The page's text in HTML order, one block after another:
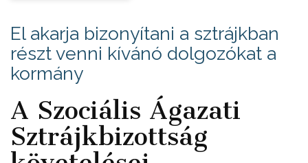
El akarja bizonyítani a sztrájkban
részt venni kívánó dolgozókat a
kormány
A Szociális Ágazati
Sztrájkbizottság